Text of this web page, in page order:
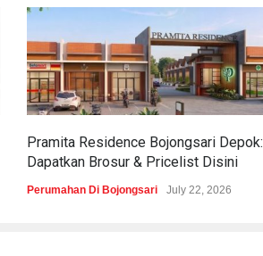
Pramita Residence Bojongsari Depok:
Dapatkan Brosur & Pricelist Disini
Perumahan Di Bojongsari July 22, 2026